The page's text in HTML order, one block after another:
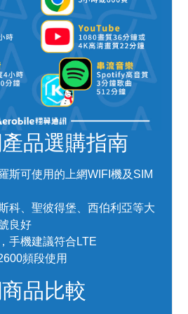
品選購指南
斯可使用的上網WIFI機及SIM
科、聖彼得堡、西伯利亞等大
良好
手機建議符合LTE
頻段使用
品比較